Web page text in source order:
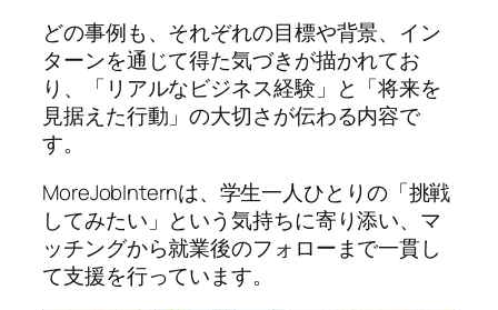
どの事例も、それぞれの目標や背景、イン
ターンを通じて得た気づきが描かれてお
り、「リアルなビジネス経験」と「将来を
見据えた行動」の大切さが伝わる内容で
す。
MoreJobInternは、学生一人ひとりの「挑戦
してみたい」という気持ちに寄り添い、マ
ッチングから就業後のフォローまで一貫し
て支援を行っています。